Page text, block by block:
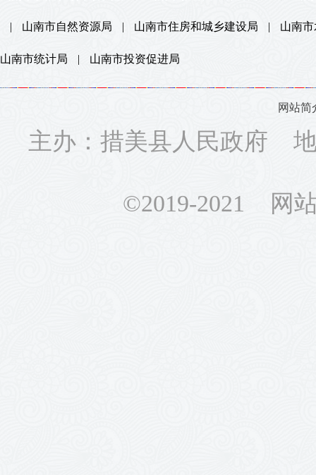
| 山南市自然资源局 | 山南市住房和城乡建设局 | 山南
山南市统计局 | 山南市投资促进局
网站简
主办：措美县人民政府
©2019-2021 网